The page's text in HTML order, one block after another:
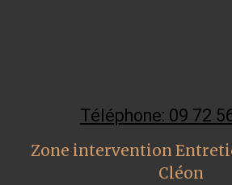
Téléphone: 09 72
Zone intervention
Cléon